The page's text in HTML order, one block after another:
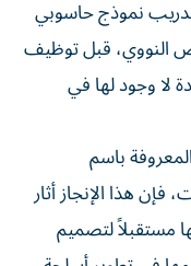
نموذج حاسوبي
النووي، قبل توظيف
لا وجود لها في
باسم
فإن هذا الإنجاز أثار
مستقبلاً لتصميم